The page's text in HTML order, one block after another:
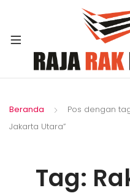
Beranda
Pos dengan
Jakarta Utara”
Tag: